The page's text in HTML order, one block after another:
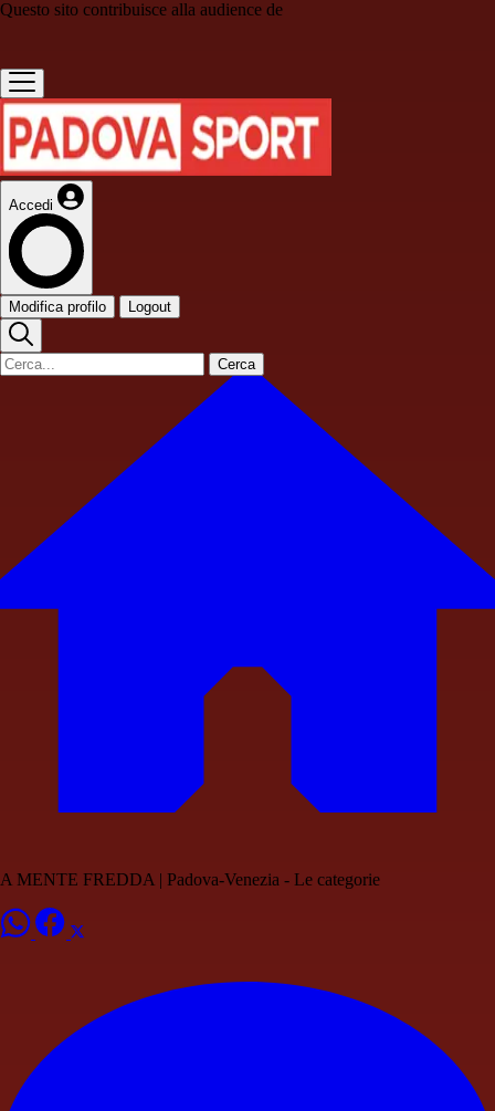
Questo sito contribuisce alla audience de
Accedi
Modifica profilo Logout
Cerca
A MENTE FREDDA | Padova-Venezia - Le categorie